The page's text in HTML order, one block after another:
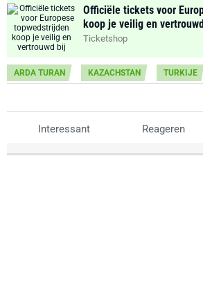
Officiële tickets voor
koop je veilig en
Ticketshop
ARDA TURAN KAZACHSTAN TURKIJE
Interessant Reageren